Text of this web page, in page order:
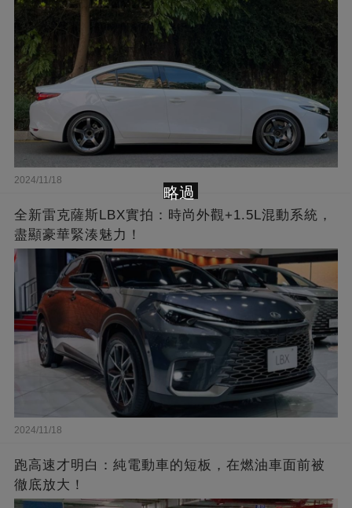
2024/11/18
全新雷克薩斯LBX實拍：時尚外觀+1.5L混動系統，
盡顯豪華緊湊魅力！
2024/11/18
跑高速才明白：純電動車的短板，在燃油車面前被
徹底放大！
略過